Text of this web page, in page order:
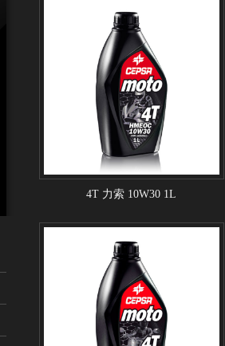
4T 力索 10W30 1L